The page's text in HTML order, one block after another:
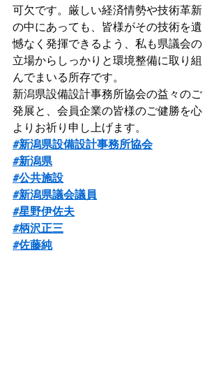
可欠です。厳しい経済情勢や技術革新
の中にあっても、皆様がその技術を遺
憾なく発揮できるよう、私も県議会の
立場からしっかりと環境整備に取り組
んでまいる所存です。
新潟県設備設計事務所協会の益々のご
発展と、会員企業の皆様のご健勝を心
よりお祈り申し上げます。
#新潟県設備設計事務所協会
#新潟県
#公共施設
#新潟県議会議員
#星野伊佐夫
#柄沢正三
#佐藤純